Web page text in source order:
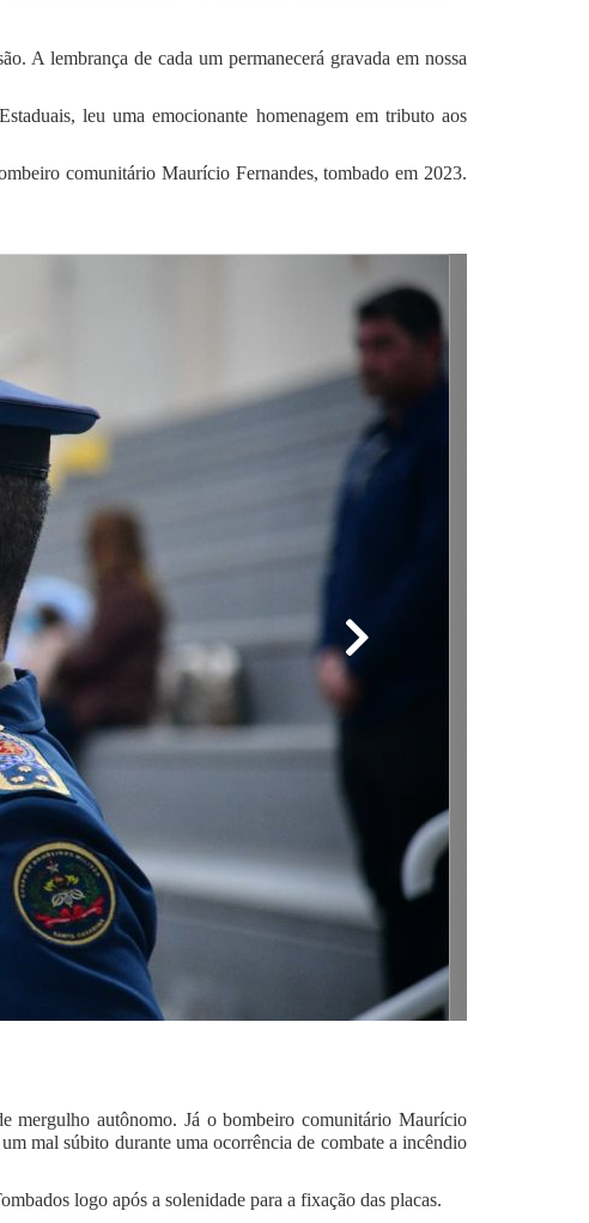
A lembrança de cada um permanecerá gravada em nossa
leu uma emocionante homenagem em tributo aos
comunitário Maurício Fernandes, tombado em 2023.
mergulho autônomo. Já o bombeiro comunitário Maurício
mal súbito durante uma ocorrência de combate a incêndio
logo após a solenidade para a fixação das placas.